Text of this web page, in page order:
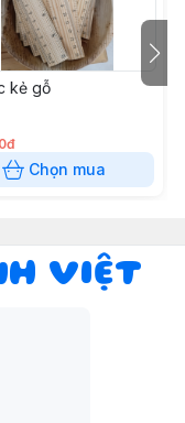
kẻ gỗ
Chọn mua
VIỆT